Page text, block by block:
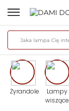
Żyrandole
Lampy
wiszące